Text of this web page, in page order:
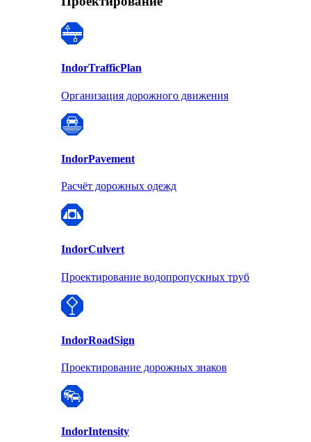
IndorTrafficPlan
Организация дорожного движения
IndorPavement
Расчёт дорожных одежд
IndorCulvert
Проектирование водопропускных труб
IndorRoadSign
Проектирование дорожных знаков
IndorIntensity